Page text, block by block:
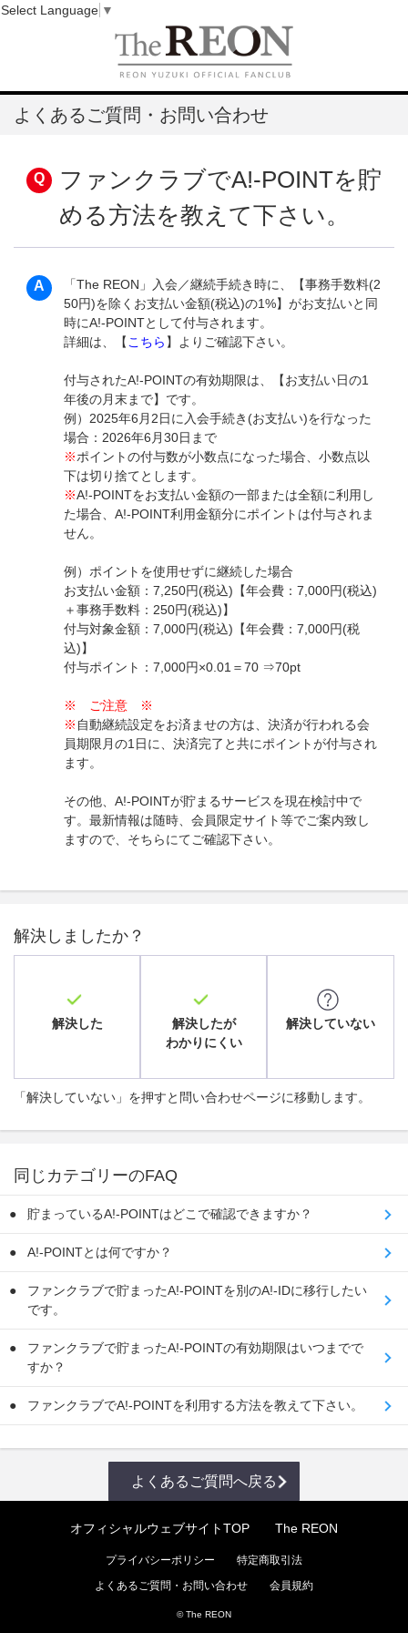
よくあるご質問・お問い合わせ
ファンクラブでA!-POINTを貯
める方法を教えて下さい。
「The REON」入会／継続手続き時に、【事務手数料(2
50円)を除くお支払い金額(税込)の1%】がお支払いと同
時にA!-POINTとして付与されます。
詳細は、【 こちら 】よりご確認下さい。
付与されたA!-POINTの有効期限は、【お支払い日の1
年後の月末まで】です。
例）2025年6月2日に入会手続き(お支払い)を行なった
場合：2026年6月30日まで
※ポイントの付与数が小数点になった場合、小数点以
下は切り捨てとします。
※A!-POINTをお支払い金額の一部または全額に利用し
た場合、A!-POINT利用金額分にポイントは付与されま
せん。
例）ポイントを使用せずに継続した場合
お支払い金額：7,250円(税込)【年会費：7,000円(税込)
＋事務手数料：250円(税込)】
付与対象金額：7,000円(税込)【年会費：7,000円(税
込)】
付与ポイント：7,000円×0.01＝70 ⇒70pt
※ ご注意 ※
※ 自動継続設定をお済ませの方は、決済が行われる会
員期限月の1日に、決済完了と共にポイントが付与され
ます。
その他、A!-POINTが貯まるサービスを現在検討中で
す。最新情報は随時、会員限定サイト等でご案内致し
ますので、そちらにてご確認下さい。
解決しましたか？
解決した
解決したが
わかりにくい
解決していない
「解決していない」を押すと問い合わせページに移動します。
同じカテゴリーのFAQ
貯まっているA!-POINTはどこで確認できますか？
A!-POINTとは何ですか？
ファンクラブで貯まったA!-POINTを別のA!-IDに移行したい
です。
ファンクラブで貯まったA!-POINTの有効期限はいつまでで
すか？
ファンクラブでA!-POINTを利用する方法を教えて下さい。
よくあるご質問へ戻る
オフィシャルウェブサイトTOP The REON
プライバシーポリシー
特定商取引法
よくあるご質問・お問い合わせ
会員規約
© The REON
Select Language ▼